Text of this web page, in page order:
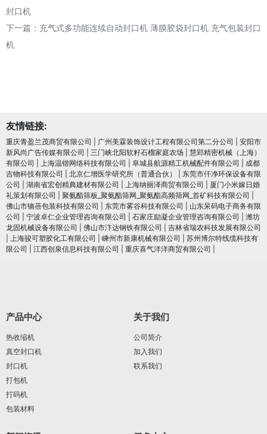
封口机
下一篇： 充气式多功能连续自动封口机 薄膜胶袋封口机 充气包装封口
机
友情链接:
重庆青盈兰茂商贸有限公司 广州美霖装饰设计工程有限公司第二分公司
安阳市
新风尚广告传媒有限公司
三门峡北阳软籽石榴家庭农场
慧郢精密机械（上海）
有限公司
上海温锴网络科技有限公司 阜城县航源精工机械配件有限公司
成都
吉物科技有限公司
北京仁增医学研究所（普通合伙）
东莞市仟净环保设备有限
公司
湖南省宏创精典建材有限公司 上海纳丽泽商贸有限公司
厦门小米嫁日婚
礼策划有限公司
聚氨酯筛板_聚氨酯筛网_聚氨酯高频筛网_首矿科技有限公司
佛山市镝蓓包装科技有限公司
东莞市雾谷科技有限公司
山东呆码电子商务有限
公司
宁波卓仁企业管理咨询有限公司 石家庄励凝企业管理咨询有限公司
潍坊
龙固机械设备有限公司
佛山市汴达钢铁有限公司
吉林省瑞农科技发展有限公司
上海骏可塑胶化工有限公司 嵊州市新康机械有限公司
苏州博尔特线缆科技有
限公司
江西创泉信息科技有限公司 重庆喜气洋洋商贸有限公司
产品中心
热收缩机
真空封口机
封口机
打包机
打码机
包装材料
关于我们
公司简介
加入我们
联系我们